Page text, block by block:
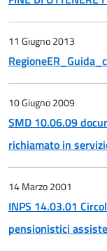
11 Giugno 2013
10 Giugno 2009
SMD 10.06.09
richiamato in
14 Marzo 2001
INPS 14.03.01
pensionistici